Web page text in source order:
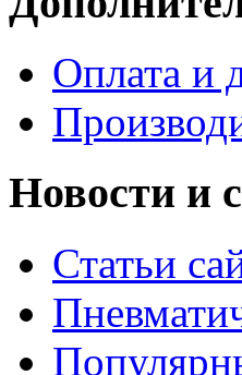
Оплата и
Новости и
Статьи